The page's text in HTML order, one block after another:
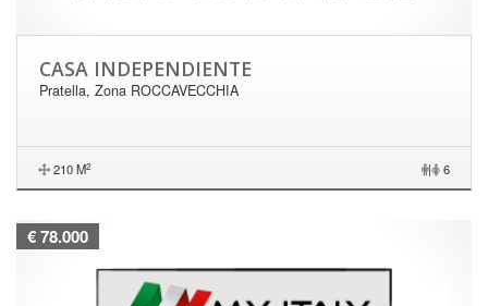
CASA INDEPENDIENTE
Pratella, Zona ROCCAVECCHIA
210 M2 | 6
€ 78.000